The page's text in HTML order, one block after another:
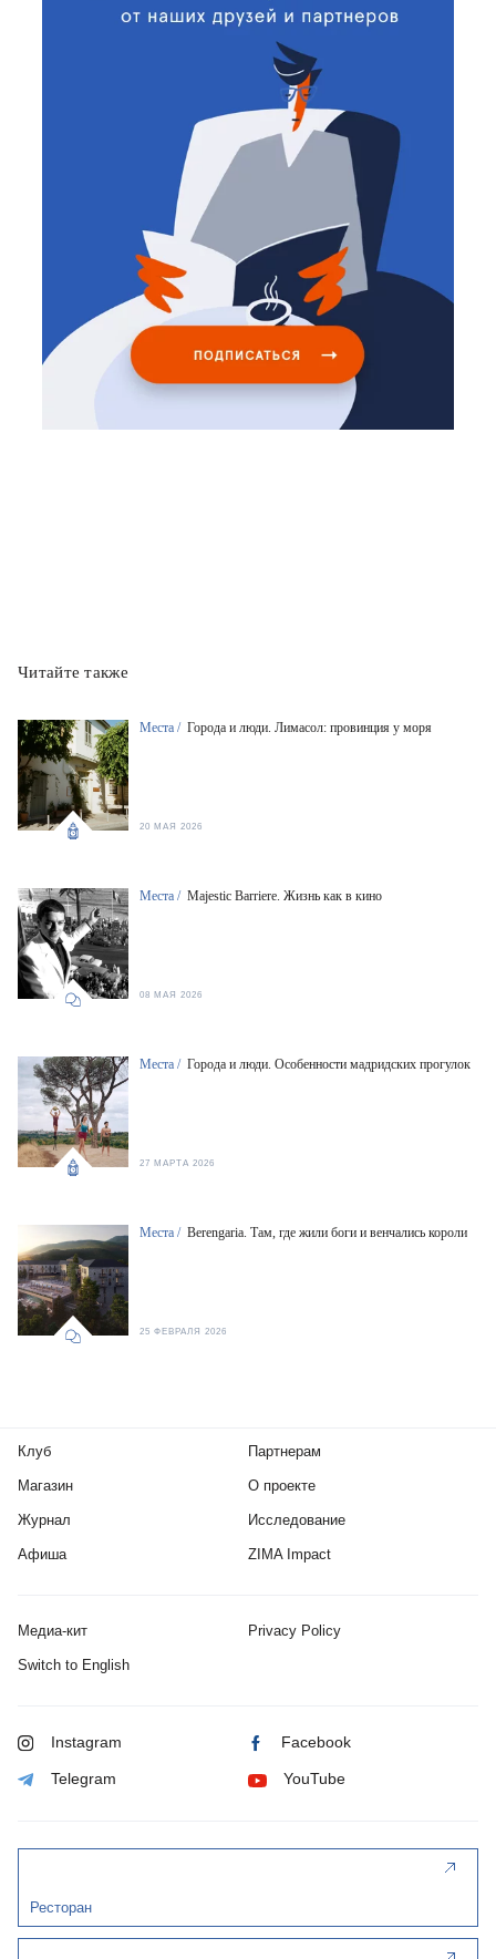
Читайте также
Места / Города и люди. Лимасол: провинция у моря
20 МАЯ 2026
Места / Majestic Barriere. Жизнь как в кино
08 МАЯ 2026
Места / Города и люди. Особенности мадридских прогулок
27 МАРТА 2026
Места / Berengaria. Там, где жили боги и венчались короли
25 ФЕВРАЛЯ 2026
Клуб
Магазин
Журнал
Афиша
Партнерам
О проекте
Исследование
ZIMA Impact
Медиа-кит Privacy Policy
Switch to English
Instagram Facebook
Telegram YouTube
Ресторан